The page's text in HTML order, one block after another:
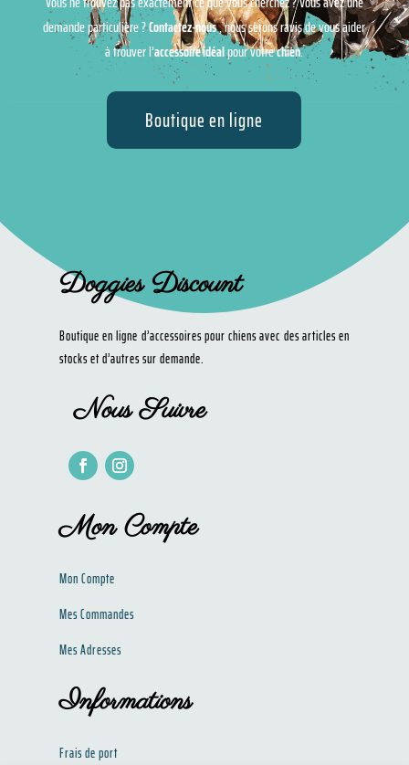
demande particulière ?Contactez-nous, nous serons ravis de vous aider
à trouver l’accessoire idéalpour votrechien.
Boutique en ligne
Doggies Discount
Boutique en ligne d’accessoires pour chiens avec des articles en
stocks et d’autres sur demande.
Nous Suivre
Mon Compte
Mon Compte
Mes Commandes
Mes Adresses
Informations
Frais de port